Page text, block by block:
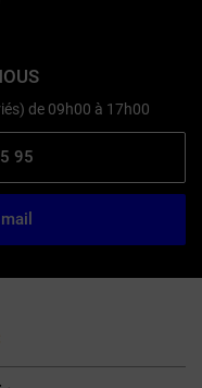
de 09h00 à 17h00
95